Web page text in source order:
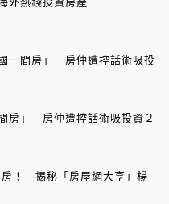
一間房」 房仲遭控話術吸投
房」 房仲遭控話術吸投資２
房！ 揭秘「房屋網大亨」楊